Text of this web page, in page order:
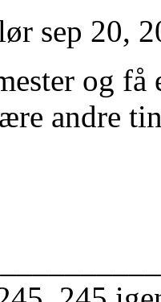
sep 20,
og
andre